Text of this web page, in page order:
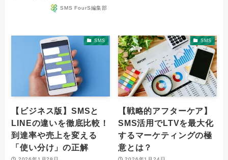
SMS FourS編集部
SMS
【ビジネス版】SMSと
LINEの違いを徹底比較！
到達率や売上を変える
「使い分け」の正解
SMS
【戦略的アフターケア】
SMS活用でLTVを最大化
するマーケティングの極
意とは？